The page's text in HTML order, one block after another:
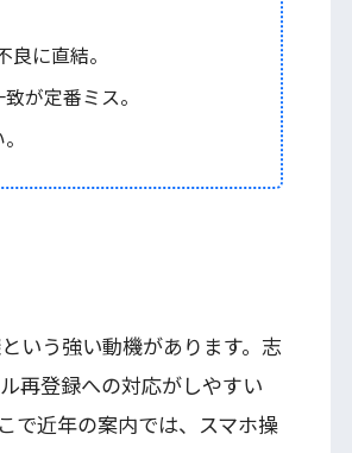
に直結。
が定番ミス。
という強い動機があります。志
再登録への対応がしやすい
で近年の案内では、スマホ操